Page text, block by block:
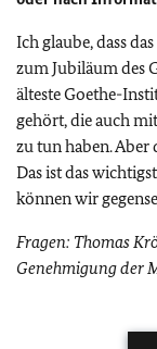
Ich glaube, dass
zum Jubiläum des
älteste Goethe-
gehört, die auch
zu tun haben. Aber
Das ist das
können wir
Fragen: Thomas
Genehmigung der